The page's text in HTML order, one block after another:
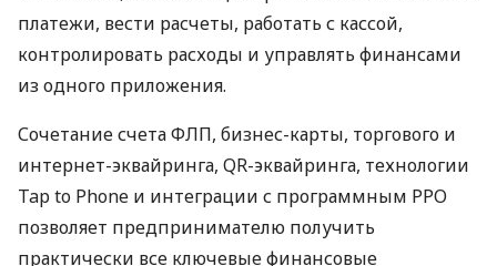
платежи, вести расчеты, работать с кассой,
контролировать расходы и управлять финансами
из одного приложения.
Сочетание счета ФЛП, бизнес-карты, торгового и
интернет-эквайринга, QR-эквайринга, технологии
Tap to Phone и интеграции с программным РРО
позволяет предпринимателю получить
практически все ключевые финансовые